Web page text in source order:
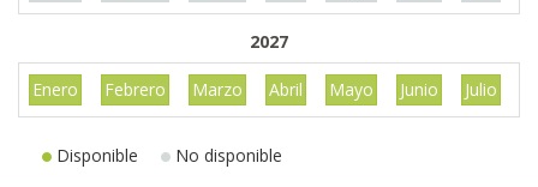
2027
Enero Febrero Marzo Abril Mayo Junio Julio
Disponible No disponible